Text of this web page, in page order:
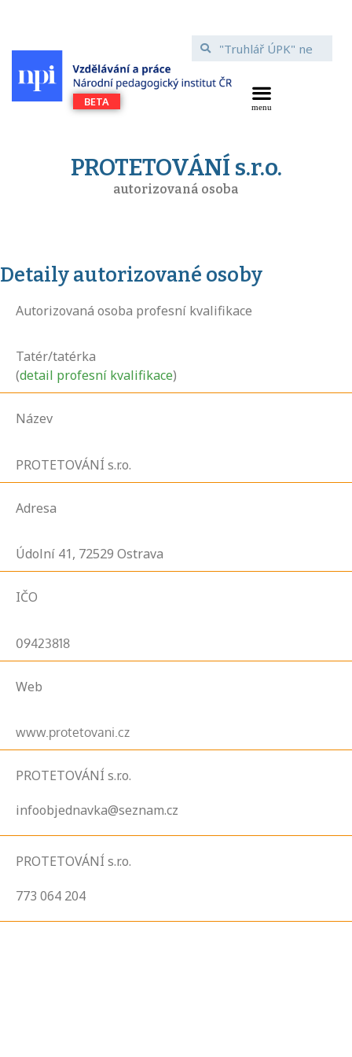
PROTETOVÁNÍ s.r.o.
autorizovaná osoba
Detaily autorizované osoby
Autorizovaná osoba profesní kvalifikace
Tatér/tatérka
(detail profesní kvalifikace)
Název
PROTETOVÁNÍ s.r.o.
Adresa
Údolní 41, 72529 Ostrava
IČO
09423818
Web
www.protetovani.cz
PROTETOVÁNÍ s.r.o.
infoobjednavka@seznam.cz
PROTETOVÁNÍ s.r.o.
773 064 204